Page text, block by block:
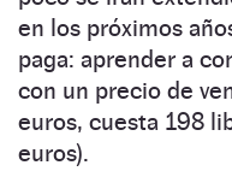
en los próximos
paga: aprender a
con un precio de
euros, cuesta 198
euros).